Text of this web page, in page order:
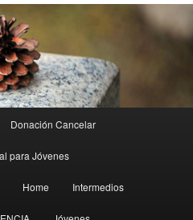
Donación Cancelar
para Jóvenes
Home Intermedios